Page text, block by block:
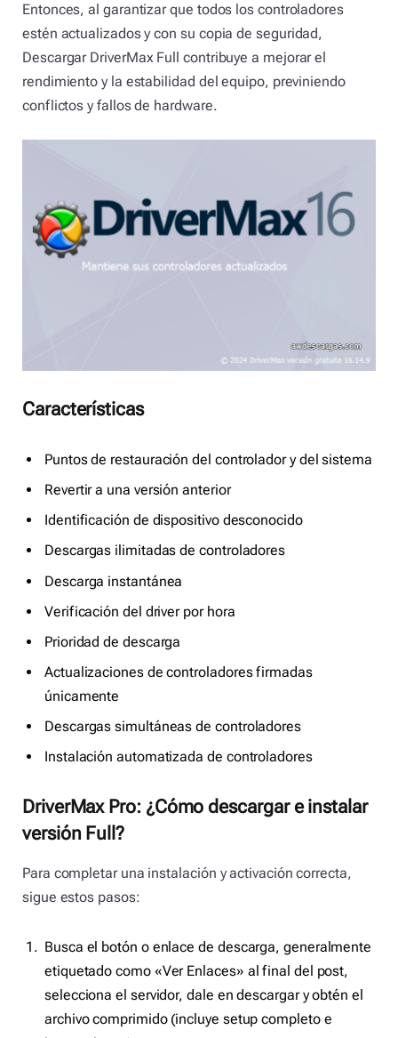
Entonces, al garantizar que todos los controladores
estén actualizados y con su copia de seguridad,
Descargar DriverMax Full contribuye a mejorar el
rendimiento y la estabilidad del equipo, previniendo
conflictos y fallos de hardware.
Características
Puntos de restauración del controlador y del sistema
Revertir a una versión anterior
Identificación de dispositivo desconocido
Descargas ilimitadas de controladores
Descarga instantánea
Verificación del driver por hora
Prioridad de descarga
Actualizaciones de controladores firmadas
únicamente
Descargas simultáneas de controladores
Instalación automatizada de controladores
DriverMax Pro: ¿Cómo descargar e instalar
versión Full?
Para completar una instalación y activación correcta,
sigue estos pasos:
Busca el botón o enlace de descarga, generalmente
etiquetado como «Ver Enlaces» al final del post,
selecciona el servidor, dale en descargar y obtén el
archivo comprimido (incluye setup completo e